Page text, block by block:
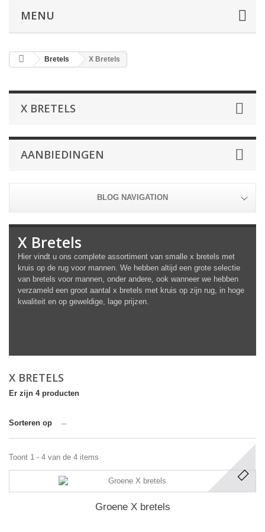
MENU
Bretels X Bretels
X BRETELS
AANBIEDINGEN
BLOG NAVIGATION
X Bretels
Hier vindt u ons complete assortiment van smalle x bretels met
kruis op de rug voor mannen. We hebben altijd een grote selectie
van bretels voor mannen, onder andere, ook wanneer we hebben
verzameld een groot aantal x bretels met kruis op zijn rug, in hoge
kwaliteit en op geweldige, lage prijzen.
X BRETELS
Er zijn 4 producten
Sorteren op --
Toont 1 - 4 van de 4 items
Groene X bretels